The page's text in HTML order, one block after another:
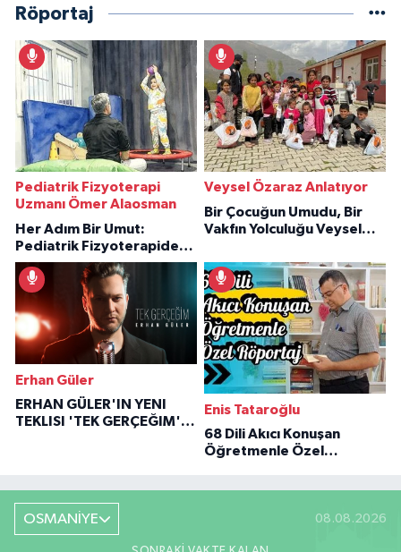
Röportaj
Pediatrik Fizyoterapi
Uzmanı Ömer Alaosman
Her Adım Bir Umut:
Pediatrik Fizyoterapiden
İlham Veren Hikâyeler
Veysel Özaraz Anlatıyor
Bir Çocuğun Umudu, Bir
Vakfın Yolculuğu Veysel
Erhan Güler
ERHAN GÜLER'IN YENI
TEKLISI 'TEK GERÇEĞIM'LE
Enis Tataroğlu
68 Dili Akıcı Konuşan
Öğretmenle Özel
OSMANİYE 08.08.2026